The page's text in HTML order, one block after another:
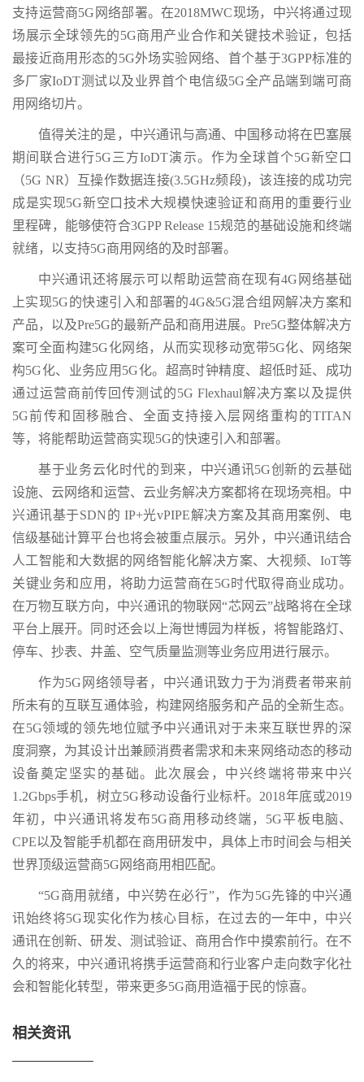
支持运营商5G网络部署。在2018MWC现场，中兴将通过现
场展示全球领先的5G商用产业合作和关键技术验证，包括
最接近商用形态的5G外场实验网络、首个基于3GPP标准的
多厂家IoDT测试以及业界首个电信级5G全产品端到端可商
用网络切片。
值得关注的是，中兴通讯与高通、中国移动将在巴塞展
期间联合进行5G三方IoDT演示。作为全球首个5G新空口
（5G NR）互操作数据连接(3.5GHz频段)，该连接的成功完
成是实现5G新空口技术大规模快速验证和商用的重要行业
里程碑，能够使符合3GPP Release 15规范的基础设施和终端
就绪，以支持5G商用网络的及时部署。
中兴通讯还将展示可以帮助运营商在现有4G网络基础
上实现5G的快速引入和部署的4G&5G混合组网解决方案和
产品，以及Pre5G的最新产品和商用进展。Pre5G整体解决方
案可全面构建5G化网络，从而实现移动宽带5G化、网络架
构5G化、业务应用5G化。超高时钟精度、超低时延、成功
通过运营商前传回传测试的5G Flexhaul解决方案以及提供
5G前传和固移融合、全面支持接入层网络重构的TITAN
等，将能帮助运营商实现5G的快速引入和部署。
基于业务云化时代的到来，中兴通讯5G创新的云基础
设施、云网络和运营、云业务解决方案都将在现场亮相。中
兴通讯基于SDN的 IP+光vPIPE解决方案及其商用案例、电
信级基础计算平台也将会被重点展示。另外，中兴通讯结合
人工智能和大数据的网络智能化解决方案、大视频、IoT等
关键业务和应用，将助力运营商在5G时代取得商业成功。
在万物互联方向，中兴通讯的物联网“芯网云”战略将在全球
平台上展开。同时还会以上海世博园为样板，将智能路灯、
停车、抄表、井盖、空气质量监测等业务应用进行展示。
作为5G网络领导者，中兴通讯致力于为消费者带来前
所未有的互联互通体验，构建网络服务和产品的全新生态。
在5G领域的领先地位赋予中兴通讯对于未来互联世界的深
度洞察，为其设计出兼顾消费者需求和未来网络动态的移动
设备奠定坚实的基础。此次展会，中兴终端将带来中兴
1.2Gbps手机，树立5G移动设备行业标杆。2018年底或2019
年初，中兴通讯将发布5G商用移动终端，5G平板电脑、
CPE以及智能手机都在商用研发中，具体上市时间会与相关
世界顶级运营商5G网络商用相匹配。
“5G商用就绪，中兴势在必行”，作为5G先锋的中兴通
讯始终将5G现实化作为核心目标，在过去的一年中，中兴
通讯在创新、研发、测试验证、商用合作中摸索前行。在不
久的将来，中兴通讯将携手运营商和行业客户走向数字化社
会和智能化转型，带来更多5G商用造福于民的惊喜。
相关资讯